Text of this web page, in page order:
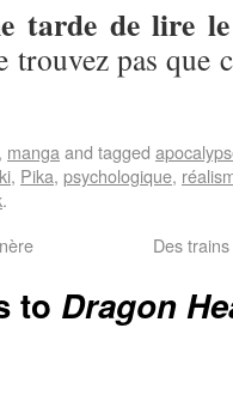
tarde de lire le
trouvez pas que
, manga and tagged
, Pika, psychologique,
.
Des
to Dragon